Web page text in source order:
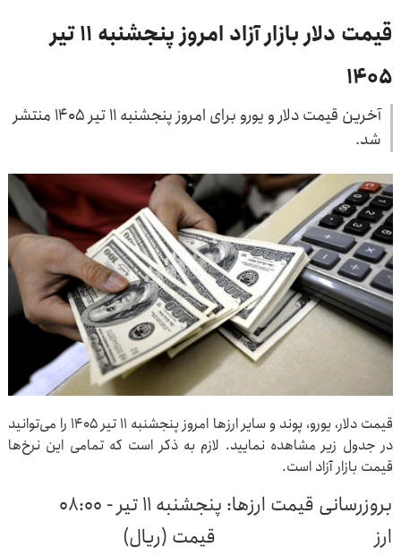
قیمت دلار بازار آزاد امروز پنجشنبه ۱۱ تیر
۱۴۰۵
آخرین قیمت دلار و یورو برای امروز پنجشنبه ۱۱ تیر ۱۴۰۵ منتشر
شد.
قیمت دلار، یورو، پوند و سایر ارزها امروز پنجشنبه ۱۱ تیر ۱۴۰۵ را می‌توانید
در جدول زیر مشاهده نمایید. لازم به ذکر است که تمامی این نرخ‌ها
قیمت بازار آزاد است.
بروزرسانی قیمت ارزها: پنجشنبه ۱۱ تیر - ۰۸:۰۰
ارز
قیمت (ریال)